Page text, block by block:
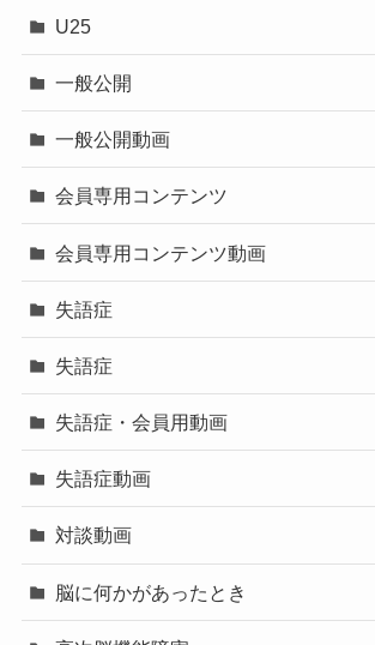
U25
一般公開
一般公開動画
会員専用コンテンツ
会員専用コンテンツ動画
失語症
失語症
失語症・会員用動画
失語症動画
対談動画
脳に何かがあったとき